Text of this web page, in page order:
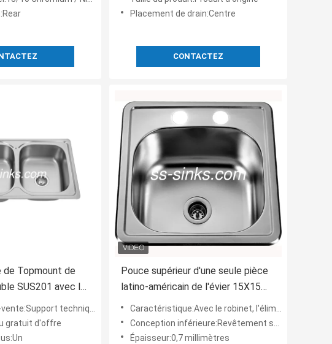
Placement de drain:Centre
CONTACTEZ
de Topmount de
SUS201 avec le
9150B
technique en ligne, installation sur place
gratuit d'offre
Pouce supérieur d'une seule pièce
latino-américain de l'évier 15X15
d'acier inoxydable de bâti
Caractéristique:Avec le robinet, l'élimination de bruit, avec le revêtement, la passoire, la planche à découper et l
Conception inférieure:Revêtement sain résistant de preuve et remplissage en caoutchouc épaisse
Épaisseur:0,7 millimètres